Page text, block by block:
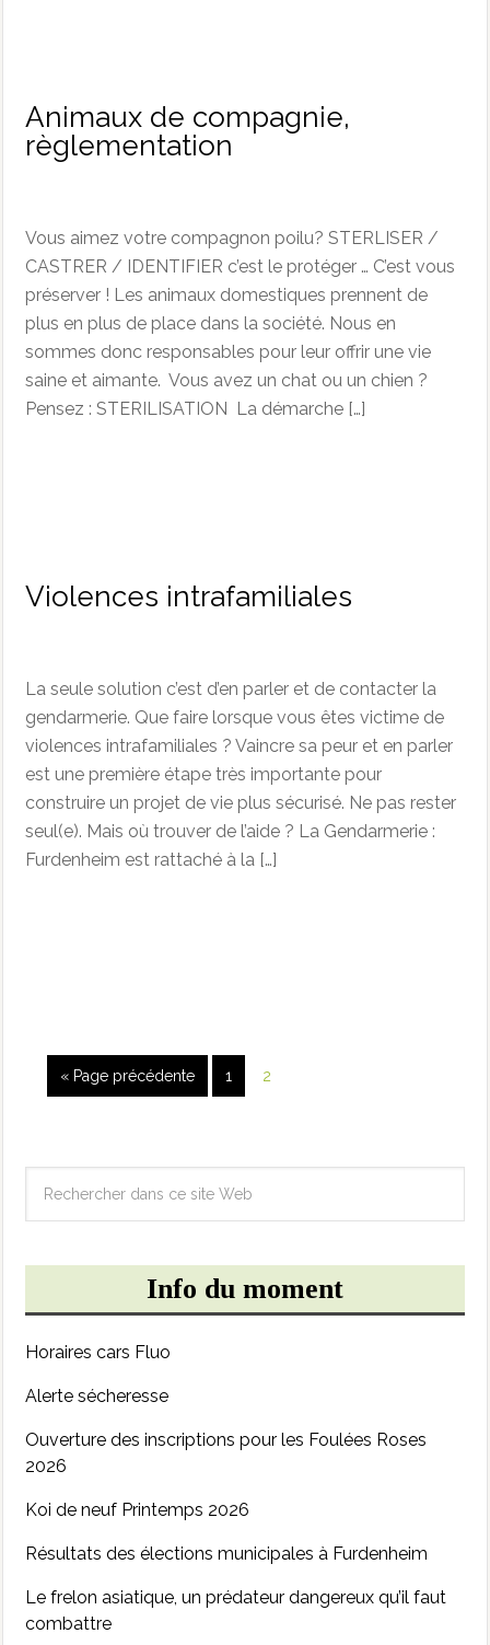
Animaux de compagnie,
règlementation
Vous aimez votre compagnon poilu? STERLISER /
CASTRER / IDENTIFIER c’est le protéger … C’est vous
préserver ! Les animaux domestiques prennent de
plus en plus de place dans la société. Nous en
sommes donc responsables pour leur offrir une vie
saine et aimante. Vous avez un chat ou un chien ?
Pensez : STERILISATION La démarche […]
Violences intrafamiliales
La seule solution c’est d’en parler et de contacter la
gendarmerie. Que faire lorsque vous êtes victime de
violences intrafamiliales ? Vaincre sa peur et en parler
est une première étape très importante pour
construire un projet de vie plus sécurisé. Ne pas rester
seul(e). Mais où trouver de l’aide ? La Gendarmerie :
Furdenheim est rattaché à la […]
« Page précédente 1 2
Info du moment
Horaires cars Fluo
Alerte sécheresse
Ouverture des inscriptions pour les Foulées Roses
2026
Koi de neuf Printemps 2026
Résultats des élections municipales à Furdenheim
Le frelon asiatique, un prédateur dangereux qu’il faut
combattre